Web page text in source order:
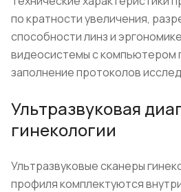
по кратности увеличения,
способности линз и
видеосистемы с компьютером
заполнение протоколов
Ультразвуковая
гинекологии
Ультразвуковые сканеры
профиля комплектуются